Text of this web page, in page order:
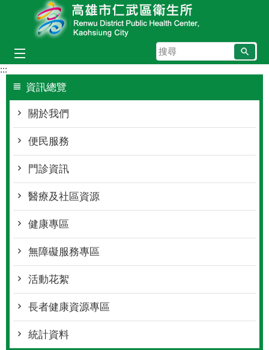
跳到主要內容區塊
搜
尋
:::
資訊總覽
關於我們
便民服務
門診資訊
醫療及社區資源
健康專區
無障礙服務專區
活動花絮
長者健康資源專區
統計資料